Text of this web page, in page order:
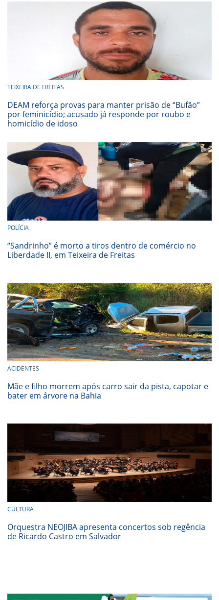
TEIXEIRA DE FREITAS
DEAM reforça provas para manter prisão de “Bufão”
por feminicídio; acusado já responde por roubo e
homicídio de idoso
POLÍCIA
“Sandrinho” é morto a tiros dentro de comércio no
Liberdade II, em Teixeira de Freitas
ACIDENTES
Mãe e filho morrem após carro sair da pista, capotar e
bater em árvore na Bahia
CULTURA
Orquestra NEOJIBA apresenta concertos sob regência
de Ricardo Castro em Salvador